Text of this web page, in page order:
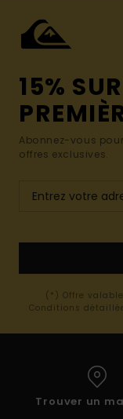
15%
Abonnez-vous
offres exclusives.
(*) Offre
Conditions
Trouver un